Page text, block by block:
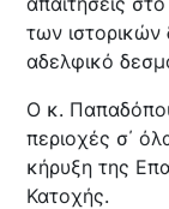
των
αδελφικό
Ο κ.
περιοχές σ΄
κήρυξη της
Κατοχής.